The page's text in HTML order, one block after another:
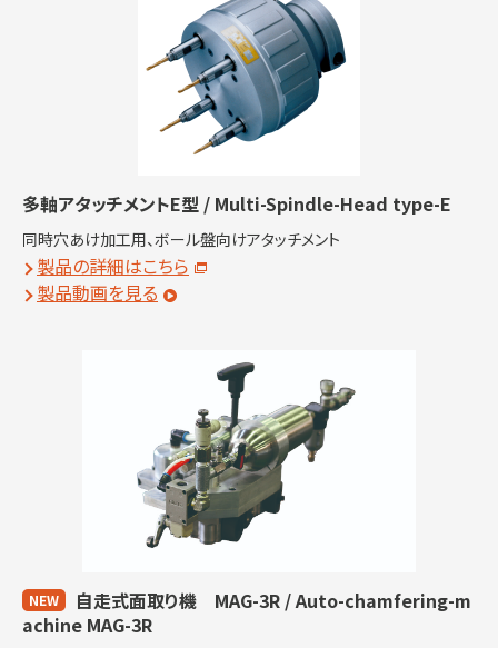
多軸アタッチメントE型 / Multi-Spindle-Head type-E
同時穴あけ加工用、ボール盤向けアタッチメント
製品の詳細はこちら
製品動画を見る
NEW
自走式面取り機 MAG-3R / Auto-chamfering-m
achine MAG-3R